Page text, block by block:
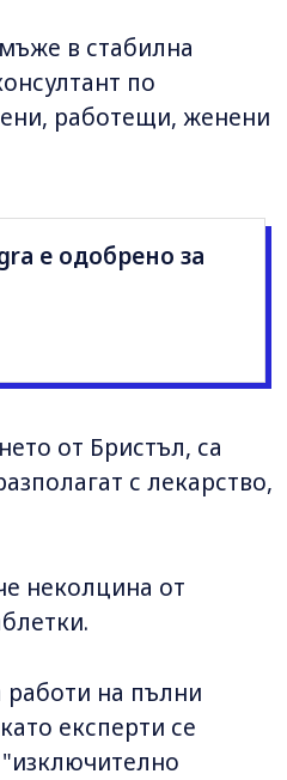
в стабилна
по
работещи, женени
е одобрено за
от Бристъл, са
с лекарство,
неколцина от
работи на пълни
експерти се